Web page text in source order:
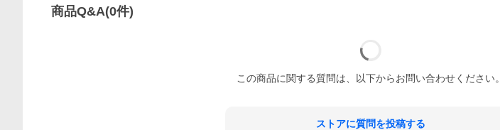
商品Q&A(0件)
この商品に関する質問は、以下からお問い合わせください。
ストアに質問を投稿する